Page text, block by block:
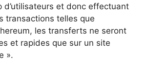
d’utilisateurs et donc effectuant
transactions telles que
les transferts ne seront
et rapides que sur un site
».